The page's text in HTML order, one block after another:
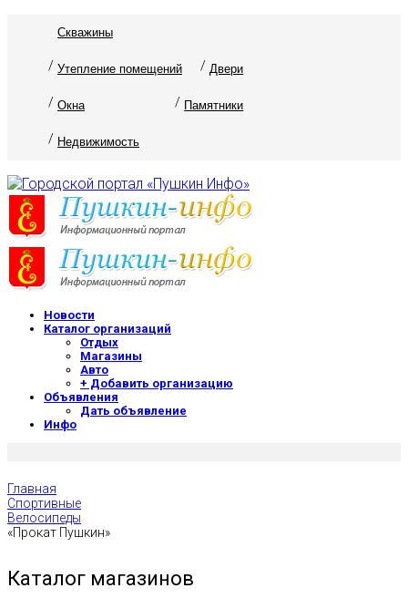
Скважины
Утепление помещений Двери
Окна Памятники
Недвижимость
Новости
Каталог организаций
Отдых
Магазины
Авто
+ Добавить организацию
Объявления
Дать объявление
Инфо
Главная
Спортивные
Велосипеды
«Прокат Пушкин»
Каталог магазинов